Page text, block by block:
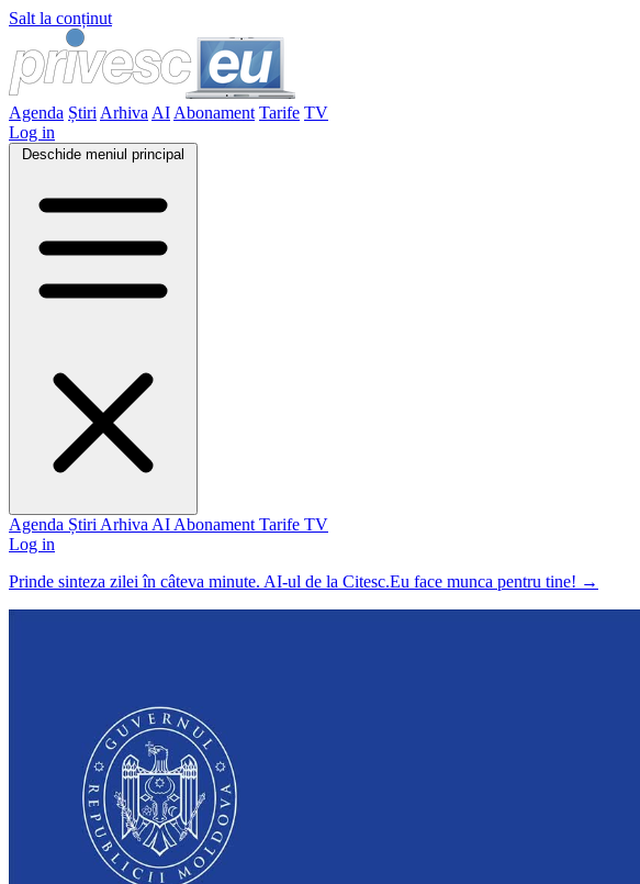
Salt la conținut
Agenda Știri Arhiva AI Abonament Tarife TV
Log in
Deschide meniul principal
Agenda Știri Arhiva AI Abonament Tarife TV
Log in
Prinde sinteza zilei în câteva minute. AI-ul de la Citesc.Eu face munca pentru tine! →